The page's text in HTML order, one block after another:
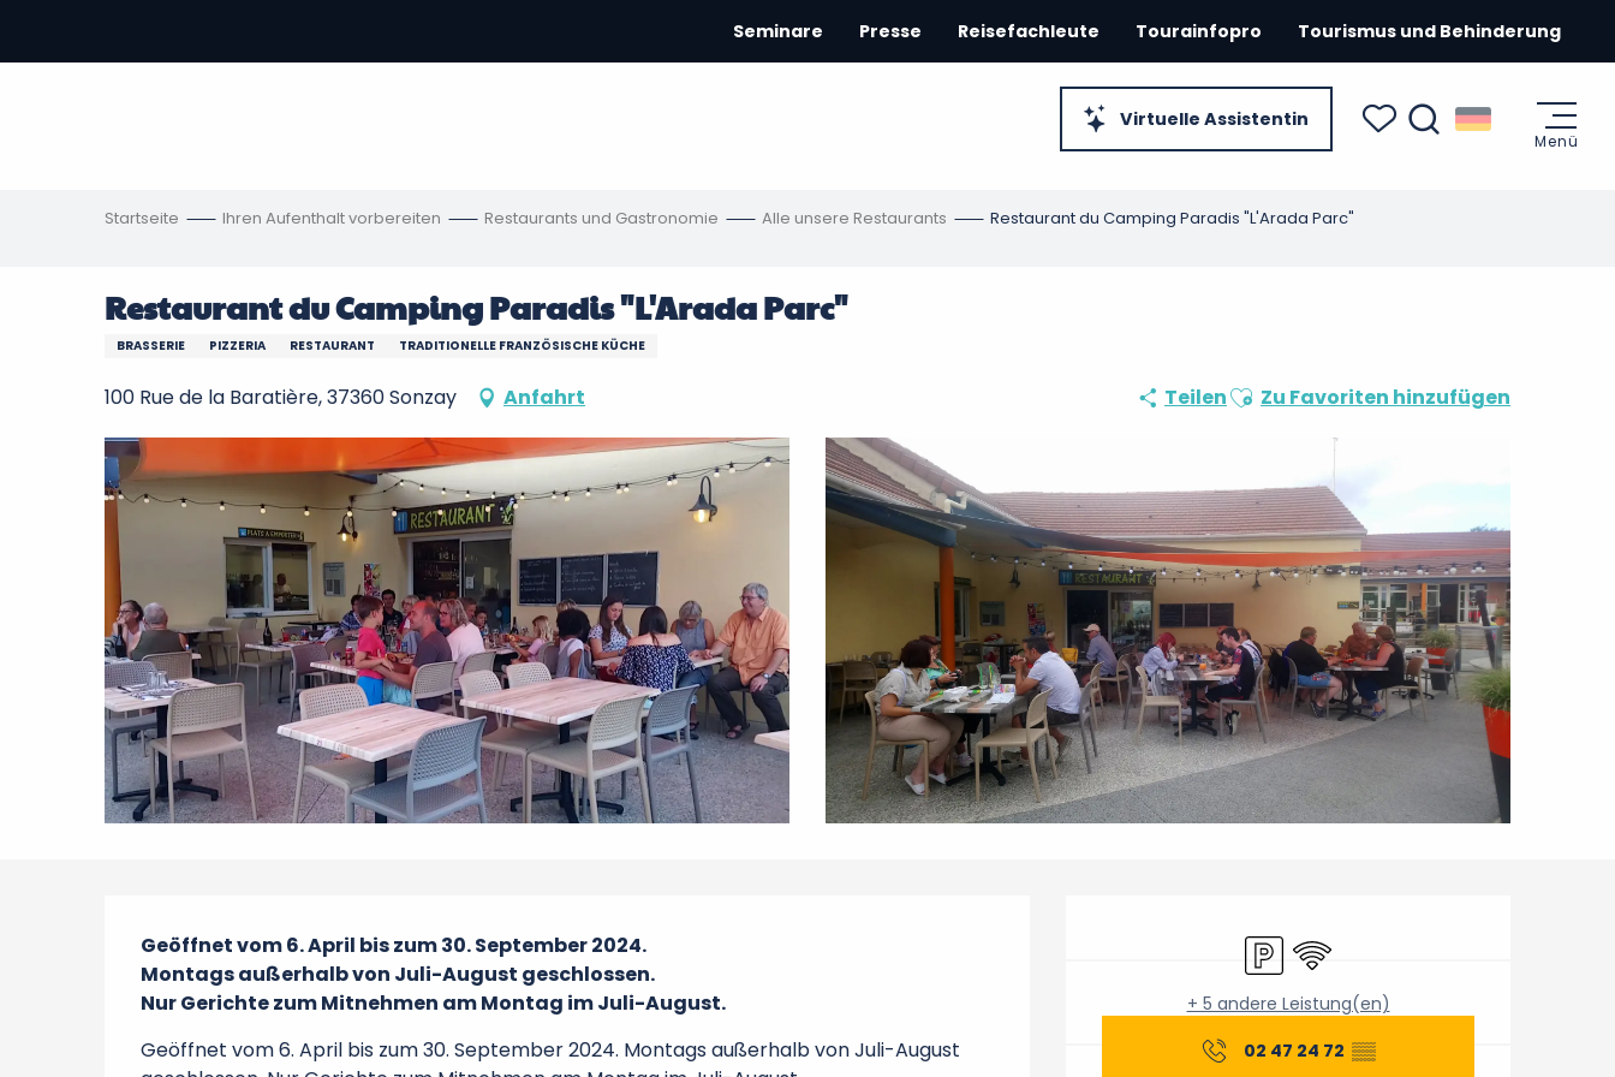
contenu
Virtuelle Assistentin
Seminare Presse Reisefachleute Tourainfopro Tourismus und Behinderung
Menü
Startseite Ihren Aufenthalt vorbereiten Restaurants und Gastronomie Alle unsere Restaurants Restaurant du Camping Paradis "L'Arada Parc"
Restaurant du Camping Paradis "L'Arada Parc"
BRASSERIE PIZZERIA RESTAURANT TRADITIONELLE FRANZÖSISCHE KÜCHE
100 Rue de la Baratière, 37360 Sonzay Anfahrt TeilenAjouter aux favoris
Zu Favoriten hinzufügen
Öffnungszeiten &
Parkplatz
Wi-Fi
+ 5 andere Leistung(en)
02 47 24 72 ▒▒
Beschreibung
Geöffnet vom 6. April bis zum 30. September 2024.
Montags außerhalb von Juli-August geschlossen.
Nur Gerichte zum Mitnehmen am Montag im Juli-August.
Geöffnet vom 6. April bis zum 30. September 2024. Montags außerhalb von Juli-August